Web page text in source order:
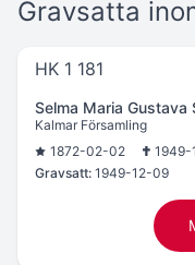
Gravsatta
HK 1 181
Selma Maria Gustava
Kalmar Församling
1872-02-02
1949-
Gravsatt: 1949-12-09